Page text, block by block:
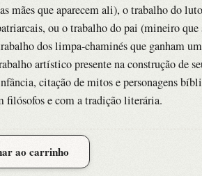
mães que aparecem ali), o trabalho do
ou o trabalho do pai (mineiro que
dos limpa-chaminés que ganham
artístico presente na construção de
citação de mitos e personagens
filósofos e com a tradição literária.
ao carrinho